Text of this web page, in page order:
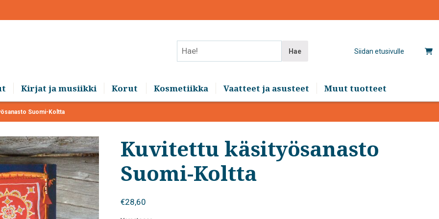
Siidan etusivulle
Hae
Kirjat ja musiikki Korut Kosmetiikka Vaatteet ja asusteet Muut tuotteet
Suomi-Koltta
Kuvitettu käsityösanasto
Suomi-Koltta
€28,60